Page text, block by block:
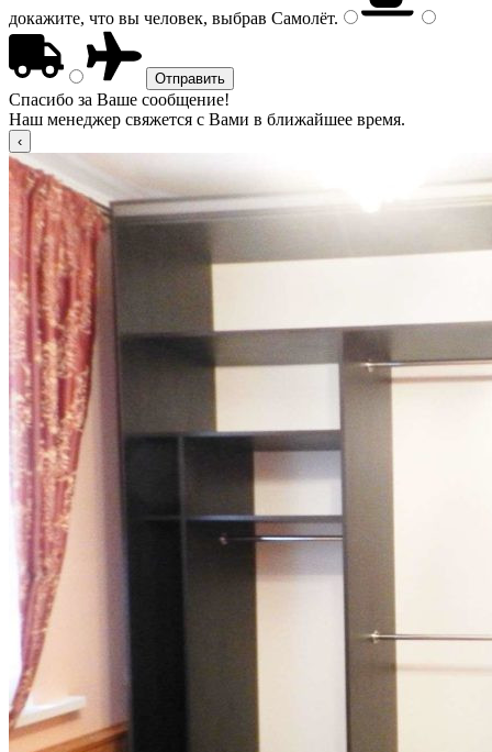
докажите, что вы человек, выбрав Самолёт.
Спасибо за Ваше сообщение!
Наш менеджер свяжется с Вами в ближайшее время.